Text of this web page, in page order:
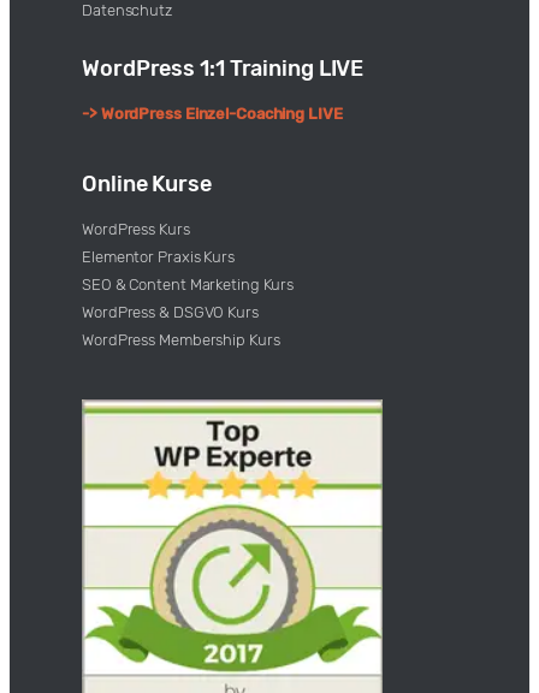
Datenschutz
WordPress 1:1 Training LIVE
-> WordPress Einzel-Coaching LIVE
Online Kurse
WordPress Kurs
Elementor Praxis Kurs
SEO & Content Marketing Kurs
WordPress & DSGVO Kurs
WordPress Membership Kurs